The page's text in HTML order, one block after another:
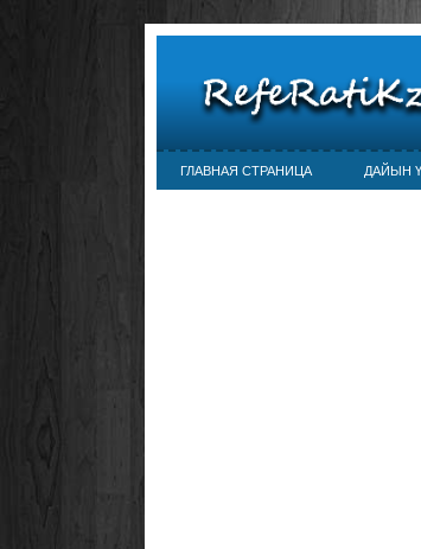
ГЛАВНАЯ СТРАНИЦА ДАЙЫН